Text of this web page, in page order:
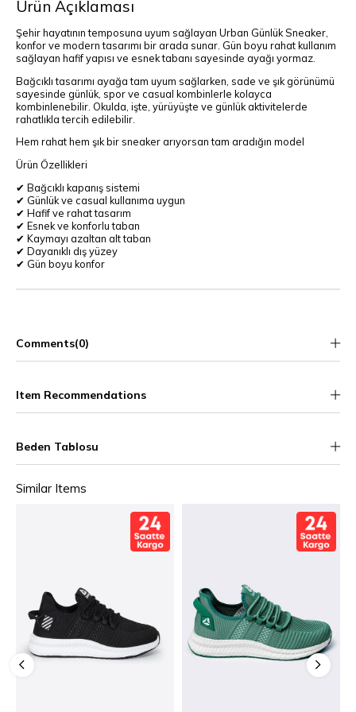
Ürün Açıklaması
Şehir hayatının temposuna uyum sağlayan Urban Günlük Sneaker,
konfor ve modern tasarımı bir arada sunar. Gün boyu rahat kullanım
sağlayan hafif yapısı ve esnek tabanı sayesinde ayağı yormaz.
Bağcıklı tasarımı ayağa tam uyum sağlarken, sade ve şık görünümü
sayesinde günlük, spor ve casual kombinlerle kolayca
kombinlenebilir. Okulda, işte, yürüyüşte ve günlük aktivitelerde
rahatlıkla tercih edilebilir.
Hem rahat hem şık bir sneaker arıyorsan tam aradığın model
Ürün Özellikleri
✔ Bağcıklı kapanış sistemi
✔ Günlük ve casual kullanıma uygun
✔ Hafif ve rahat tasarım
✔ Esnek ve konforlu taban
✔ Kaymayı azaltan alt taban
✔ Dayanıklı dış yüzey
✔ Gün boyu konfor
Comments(0)
Item Recommendations
Beden Tablosu
Similar Items